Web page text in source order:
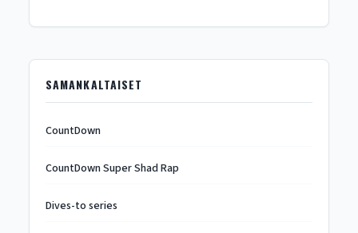
SAMANKALTAISET
CountDown
CountDown Super Shad Rap
Dives-to series